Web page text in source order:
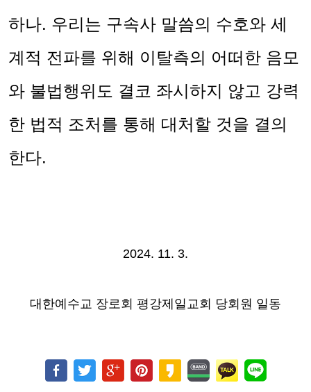
하나. 우리는 구속사 말씀의 수호와 세
계적 전파를 위해 이탈측의 어떠한 음모
와 불법행위도 결코 좌시하지 않고 강력
한 법적 조처를 통해 대처할 것을 결의
한다.
2024. 11. 3.
대한예수교 장로회 평강제일교회 당회원 일동